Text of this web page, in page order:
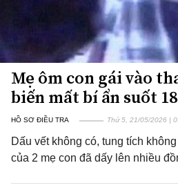
Mẹ ôm con gái vào
biến mất bí ẩn suốt
HỒ SƠ ĐIỀU TRA Thứ 5, 21/05/2026 |
Dấu vết không có, tung tích
của 2 mẹ con đã dấy lên nhiều